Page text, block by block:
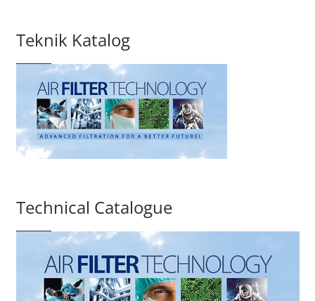
Teknik Katalog
Technical Catalogue